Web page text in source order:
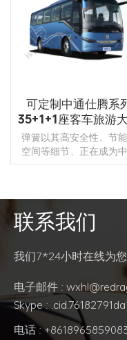
可定制中通仕腾系
35+1+1座客车旅游
待售
弹簧以其高安全性、节能
空间等细节，正在成为
车市场的新典范。 这种
化，靠背曲线设计符合人
工学原理，乘坐更舒适。
阅读更多
联系我们
我们7*24小时在线为
电子邮件 :
Skype :
电话 :